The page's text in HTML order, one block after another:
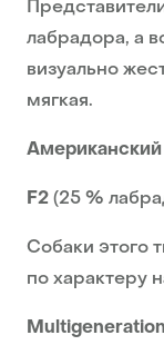
лабрадора, а
визуально
мягкая.
F2 (25 %
Собаки этого
по характеру